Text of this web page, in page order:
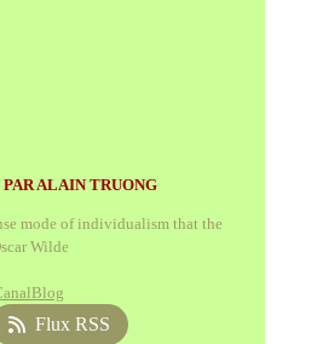
ALAIN TRUONG
mode of individualism that the
Wilde
Flux RSS